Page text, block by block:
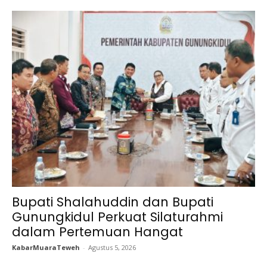
Bupati Shalahuddin dan Bupati
Gunungkidul Perkuat Silaturahmi
dalam Pertemuan Hangat
KabarMuaraTeweh - Agustus 5, 2026